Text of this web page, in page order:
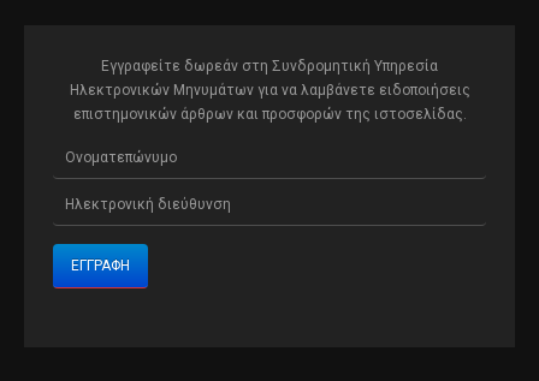
Εγγραφείτε δωρεάν στη Συνδρομητική Υπηρεσία
Ηλεκτρονικών Μηνυμάτων για να λαμβάνετε ειδοποιήσεις
επιστημονικών άρθρων και προσφορών της ιστοσελίδας.